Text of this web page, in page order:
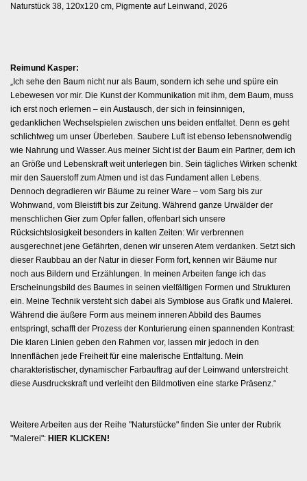
Naturstück 38, 120x120 cm, Pigmente auf Leinwand, 2026
Reimund Kasper:
„Ich sehe den Baum nicht nur als Baum, sondern ich sehe und spüre ein
Lebewesen vor mir. Die Kunst der Kommunikation mit ihm, dem Baum, muss
ich erst noch erlernen – ein Austausch, der sich in feinsinnigen,
gedanklichen Wechselspielen zwischen uns beiden entfaltet. Denn es geht
schlichtweg um unser Überleben. Saubere Luft ist ebenso lebensnotwendig
wie Nahrung und Wasser. Aus meiner Sicht ist der Baum ein Partner, dem ich
an Größe und Lebenskraft weit unterlegen bin. Sein tägliches Wirken schenkt
mir den Sauerstoff zum Atmen und ist das Fundament allen Lebens.
Dennoch degradieren wir Bäume zu reiner Ware – vom Sarg bis zur
Wohnwand, vom Bleistift bis zur Zeitung. Während ganze Urwälder der
menschlichen Gier zum Opfer fallen, offenbart sich unsere
Rücksichtslosigkeit besonders in kalten Zeiten: Wir verbrennen
ausgerechnet jene Gefährten, denen wir unseren Atem verdanken. Setzt sich
dieser Raubbau an der Natur in dieser Form fort, kennen wir Bäume nur
noch aus Bildern und Erzählungen. In meinen Arbeiten fange ich das
Erscheinungsbild des Baumes in seinen vielfältigen Formen und Strukturen
ein. Meine Technik versteht sich dabei als Symbiose aus Grafik und Malerei.
Während die äußere Form aus meinem inneren Abbild des Baumes
entspringt, schafft der Prozess der Konturierung einen spannenden Kontrast:
Die klaren Linien geben den Rahmen vor, lassen mir jedoch in den
Innenflächen jede Freiheit für eine malerische Entfaltung. Mein
charakteristischer, dynamischer Farbauftrag auf der Leinwand unterstreicht
diese Ausdruckskraft und verleiht den Bildmotiven eine starke Präsenz.“
Weitere Arbeiten aus der Reihe "Naturstücke" finden Sie unter der Rubrik
"Malerei": HIER KLICKEN!